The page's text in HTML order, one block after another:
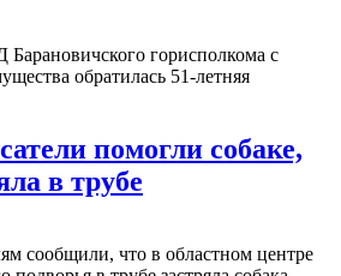
горисполкома с
обратилась 51-летняя
помогли собаке,
в трубе
сообщили, что в областном центре